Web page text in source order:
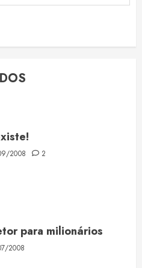
2008 2
para milionários
2008